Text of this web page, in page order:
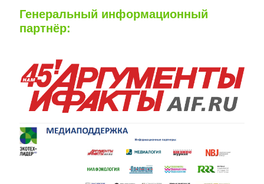
Генеральный информационный
партнёр: